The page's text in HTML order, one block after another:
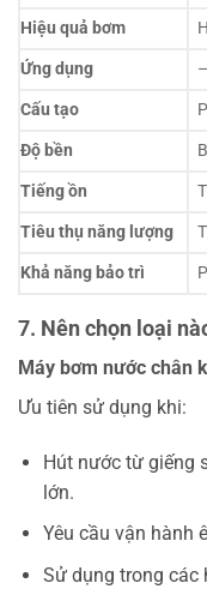
Hiệu quả bơm
Ứng dụng
Cấu tạo
Độ bền
Tiếng ồn
Tiêu thụ năng lượng
Khả năng bảo trì
7. Nên chọn loại
Máy bơm nước chân
Ưu tiên sử dụng khi:
Hút nước từ giếng
lớn.
Yêu cầu vận hành
Sử dụng trong các